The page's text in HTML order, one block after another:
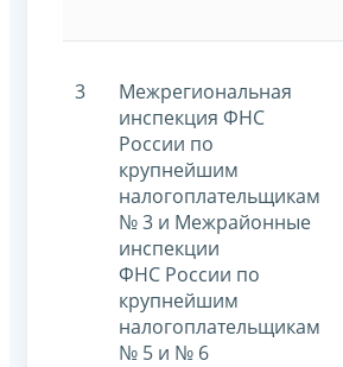
3
Межрегиональная
инспекция ФНС
России по
крупнейшим
налогоплательщикам
№ 3 и Межрайонные
инспекции
ФНС России по
крупнейшим
налогоплательщикам
№ 5 и № 6